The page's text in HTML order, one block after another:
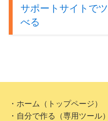
サポートサイトで
べる
・ホーム（トップページ）
・自分で作る（専用ツール）